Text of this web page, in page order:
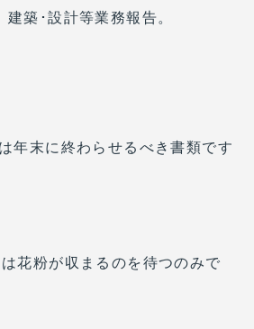
築･設計等業務報告。
年末に終わらせるべき書類です
花粉が収まるのを待つのみで